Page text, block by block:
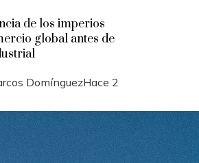
de los imperios
global antes de
DomínguezHace 2